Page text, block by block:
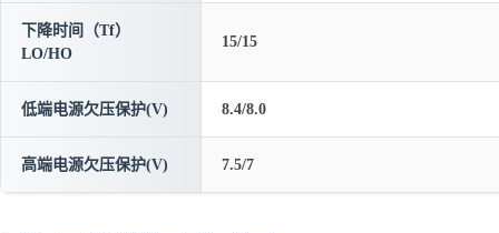
下降时间（Tf）
LO/HO
15/15
低端电源欠压保护(V) 8.4/8.0
高端电源欠压保护(V) 7.5/7